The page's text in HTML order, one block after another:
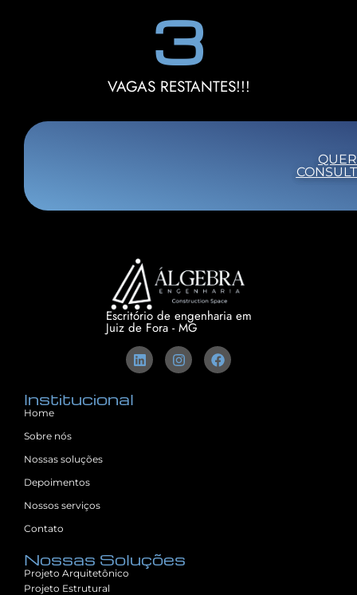
VAGAS RESTANTES!!!
4
Escritório de engenharia em
Juiz de Fora - MG
Institucional
Home
Sobre nós
Nossas soluções
Depoimentos
Nossos serviços
Contato
Nossas Soluções
Projeto Arquitetônico
Projeto Estrutural